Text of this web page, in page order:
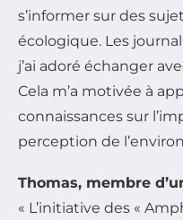
s’informer sur des
écologique. Les
j’ai adoré échanger
Cela m’a motivée à
connaissances sur
perception de
Thomas, membre
« L’initiative des «